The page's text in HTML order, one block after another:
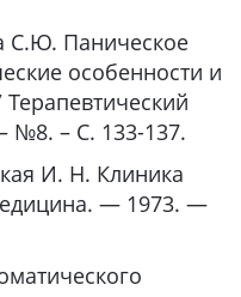
С.Ю. Паническое
особенности и
№8. – С. 133-137.
И. Н. Клиника
— 1973. —